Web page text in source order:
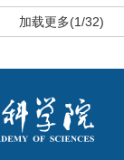
加载更多(1/32)